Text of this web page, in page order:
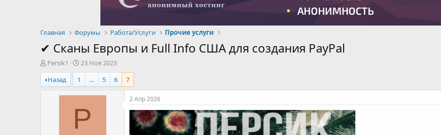
Главная Форумы Работа/Услуги Прочие услуги
✔ Сканы Европы и Full Info США для создания PayPal
А
в
т
о
Persik1
Д
а
а
н
а
23 Ноя 2023
Назад
1 … 5 6 7
P
2 Апр 2026